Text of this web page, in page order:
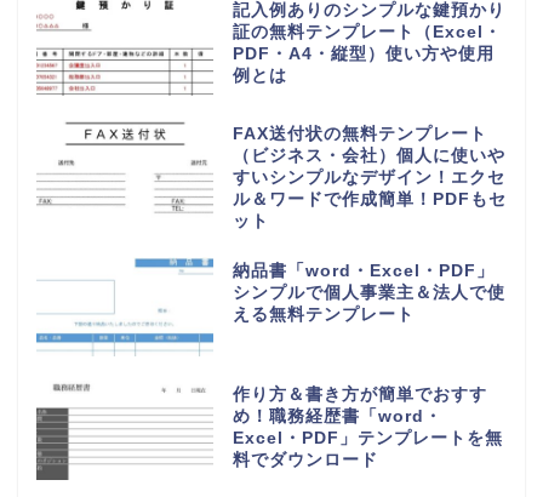
記入例ありのシンプルな鍵預かり
証の無料テンプレート（Excel・
PDF・A4・縦型）使い方や使用
例とは
FAX送付状の無料テンプレート
（ビジネス・会社）個人に使いや
すいシンプルなデザイン！エクセ
ル＆ワードで作成簡単！PDFもセ
ット
納品書「word・Excel・PDF」
シンプルで個人事業主＆法人で使
える無料テンプレート
作り方＆書き方が簡単でおすす
め！職務経歴書「word・
Excel・PDF」テンプレートを無
料でダウンロード